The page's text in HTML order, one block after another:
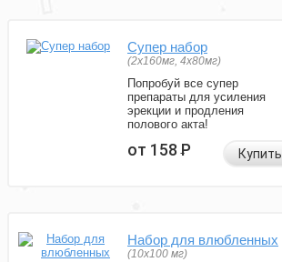
Супер набор
(2х160мг, 4х80мг)
Попробуй все супер
препараты для усиления
эрекции и продления
полового акта!
от 158Р Купить
Набор для влюбленных
(10х100 мг)